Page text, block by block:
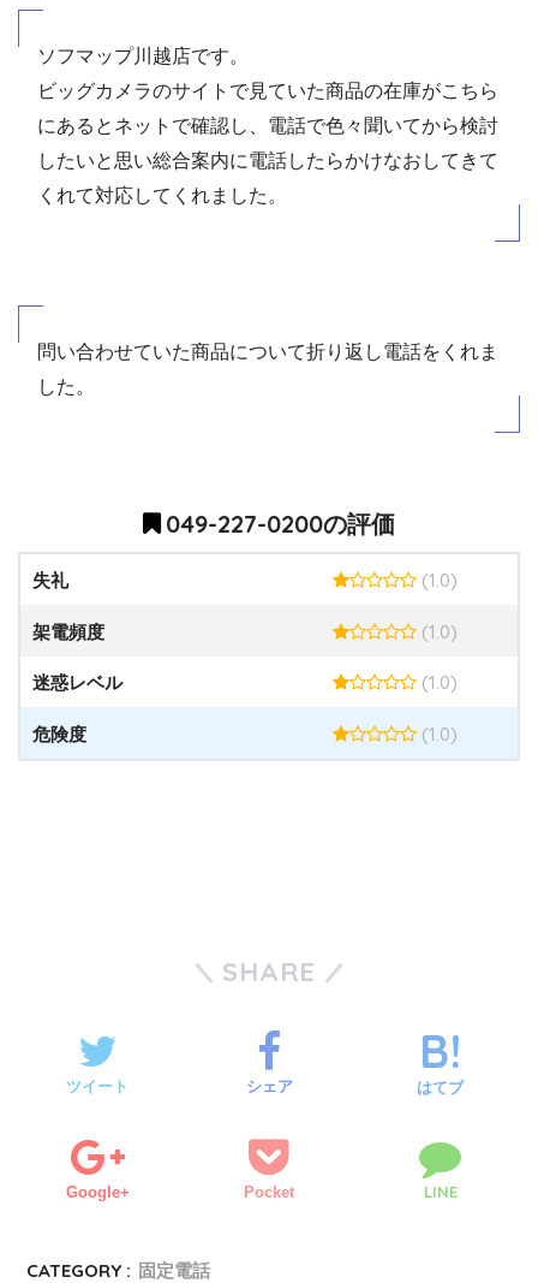
ソフマップ川越店です。
ビッグカメラのサイトで見ていた商品の在庫がこちら
にあるとネットで確認し、電話で色々聞いてから検討
したいと思い総合案内に電話したらかけなおしてきて
くれて対応してくれました。
問い合わせていた商品について折り返し電話をくれま
した。
049-227-0200の評価
失礼 (1.0)
架電頻度 (1.0)
迷惑レベル (1.0)
危険度 (1.0)
SHARE
ツイート シェア はてブ
Google+ Pocket LINE
CATEGORY : 固定電話